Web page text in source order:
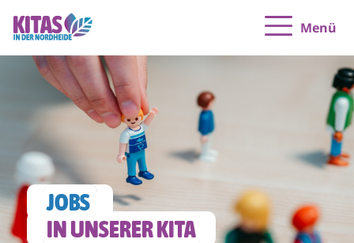
Menü
JOBS
IN UNSERER KITA